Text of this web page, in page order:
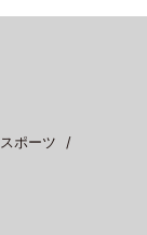
スポーツ